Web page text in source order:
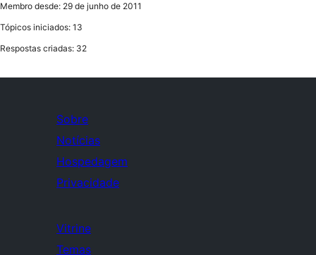
Membro desde: 29 de junho de 2011
Tópicos iniciados: 13
Respostas criadas: 32
Sobre
Notícias
Hospedagem
Privacidade
Vitrine
Temas